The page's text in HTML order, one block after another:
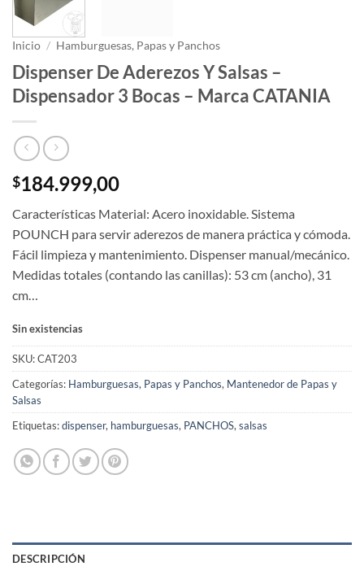
Inicio / Hamburguesas, Papas y Panchos
Dispenser De Aderezos Y Salsas –
Dispensador 3 Bocas – Marca CATANIA
$184.999,00
Características Material: Acero inoxidable. Sistema
POUNCH para servir aderezos de manera práctica y cómoda.
Fácil limpieza y mantenimiento. Dispenser manual/mecánico.
Medidas totales (contando las canillas): 53 cm (ancho), 31
cm…
Sin existencias
SKU:CAT203
Categorías: Hamburguesas, Papas y Panchos, Mantenedor de Papas y
Salsas
Etiquetas:dispenser, hamburguesas, PANCHOS, salsas
DESCRIPCIÓN